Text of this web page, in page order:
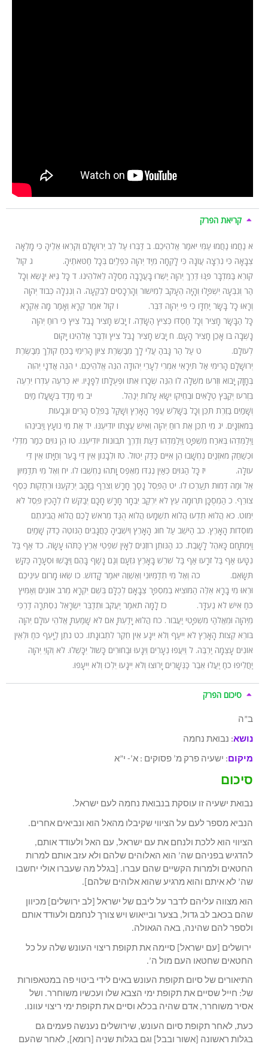
קריאת הפרק
א נַחֲמוּ נַחֲמוּ עַמִּי יֹאמַר אֱלֹהֵיכֶם. ב דַּבְּרוּ עַל לֵב יְרוּשָׁלַ͏ִם וְקִרְאוּ אֵלֶיהָ כִּי מָלְאָה
צְבָאָהּ כִּי נִרְצָה עֲו‍ֹנָהּ כִּי לָקְחָה מִיַּד יְהוָה כִּפְלַיִם בְּכָל חַטֹּאתֶיהָ. ג קוֹל
קוֹרֵא בַּמִּדְבָּר פַּנּוּ דֶּרֶךְ יְהוָה יַשְּׁרוּ בָּעֲרָבָה מְסִלָּה לֵאלֹהֵינוּ. ד כָּל גֶּיא יִנָּשֵׂא וְכָל
הַר וְגִבְעָה יִשְׁפָּלוּ וְהָיָה הֶעָקֹב לְמִישׁוֹר וְהָרְכָסִים לְבִקְעָה. ה וְנִגְלָה כְּבוֹד יְהוָה
וְרָאוּ כָל בָּשָׂר יַחְדָּו כִּי פִּי יְהוָה דִּבֵּר. ו קוֹל אֹמֵר קְרָא וְאָמַר מָה אֶקְרָא
כָּל הַבָּשָׂר חָצִיר וְכָל חַסְדּוֹ כְּצִיץ הַשָּׂדֶה. ז יָבֵשׁ חָצִיר נָבֵל צִיץ כִּי רוּחַ יְהוָה
נָשְׁבָה בּוֹ אָכֵן חָצִיר הָעָם. ח יָבֵשׁ חָצִיר נָבֵל צִיץ וּדְבַר אֱלֹהֵינוּ יָקוּם
לְעוֹלָם. ט עַל הַר גָּבֹהַ עֲלִי לָךְ מְבַשֶּׂרֶת צִיּוֹן הָרִימִי בַכֹּחַ קוֹלֵךְ מְבַשֶּׂרֶת
יְרוּשָׁלָ͏ִם הָרִימִי אַל תִּירָאִי אִמְרִי לְעָרֵי יְהוּדָה הִנֵּה אֱלֹהֵיכֶם. י הִנֵּה אֲדֹנָי יְהוִה
בְּחָזָק יָבוֹא וּזְרֹעוֹ מֹשְׁלָה לוֹ הִנֵּה שְׂכָרוֹ אִתּוֹ וּפְעֻלָּתוֹ לְפָנָיו. יא כְּרֹעֶה עֶדְרוֹ יִרְעֶה
בִּזְרֹעוֹ יְקַבֵּץ טְלָאִים וּבְחֵיקוֹ יִשָּׂא עָלוֹת יְנַהֵל. יב מִי מָדַד בְּשָׁעֳלוֹ מַיִם
וְשָׁמַיִם בַּזֶּרֶת תִּכֵּן וְכָל בַּשָּׁלִשׁ עֲפַר הָאָרֶץ וְשָׁקַל בַּפֶּלֶס הָרִים וּגְבָעוֹת
בְּמֹאזְנָיִם. יג מִי תִכֵּן אֶת רוּחַ יְהוָה וְאִישׁ עֲצָתוֹ יוֹדִיעֶנּוּ. יד אֶת מִי נוֹעָץ וַיְבִינֵהוּ
וַיְלַמְּדֵהוּ בְּאֹרַח מִשְׁפָּט וַיְלַמְּדֵהוּ דַעַת וְדֶרֶךְ תְּבוּנוֹת יוֹדִיעֶנּוּ. טו הֵן גּוֹיִם כְּמַר מִדְּלִי
וּכְשַׁחַק מֹאזְנַיִם נֶחְשָׁבוּ הֵן אִיִּים כַּדַּק יִטּוֹל. טז וּלְבָנוֹן אֵין דֵּי בָּעֵר וְחַיָּתוֹ אֵין דֵּי
עוֹלָה. יז כָּל הַגּוֹיִם כְּאַיִן נֶגְדּוֹ מֵאֶפֶס וָתֹהוּ נֶחְשְׁבוּ לוֹ. יח וְאֶל מִי תְּדַמְּיוּן
אֵל וּמַה דְּמוּת תַּעַרְכוּ לוֹ. יט הַפֶּסֶל נָסַךְ חָרָשׁ וְצֹרֵף בַּזָּהָב יְרַקְּעֶנּוּ וּרְתֻקוֹת כֶּסֶף
צוֹרֵף. כ הַמְסֻכָּן תְּרוּמָה עֵץ לֹא יִרְקַב יִבְחָר חָרָשׁ חָכָם יְבַקֶּשׁ לוֹ לְהָכִין פֶּסֶל לֹא
יִמּוֹט. כא הֲלוֹא תֵדְעוּ הֲלוֹא תִשְׁמָעוּ הֲלוֹא הֻגַּד מֵרֹאשׁ לָכֶם הֲלוֹא הֲבִינֹתֶם
מוֹסְדוֹת הָאָרֶץ. כב הַיֹּשֵׁב עַל חוּג הָאָרֶץ וְיֹשְׁבֶיהָ כַּחֲגָבִים הַנּוֹטֶה כַדֹּק שָׁמַיִם
וַיִּמְתָּחֵם כָּאֹהֶל לָשָׁבֶת. כג הַנּוֹתֵן רוֹזְנִים לְאָיִן שֹׁפְטֵי אֶרֶץ כַּתֹּהוּ עָשָׂה. כד אַף בַּל
נִטָּעוּ אַף בַּל זֹרָעוּ אַף בַּל שֹׁרֵשׁ בָּאָרֶץ גִּזְעָם וְגַם נָשַׁף בָּהֶם וַיִּבָשׁוּ וּסְעָרָה כַּקַּשׁ
תִּשָּׂאֵם. כה וְאֶל מִי תְדַמְּיוּנִי וְאֶשְׁוֶה יֹאמַר קָדוֹשׁ. כו שְׂאוּ מָרוֹם עֵינֵיכֶם
וּרְאוּ מִי בָרָא אֵלֶּה הַמּוֹצִיא בְמִסְפָּר צְבָאָם לְכֻלָּם בְּשֵׁם יִקְרָא מֵרֹב אוֹנִים וְאַמִּיץ
כֹּחַ אִישׁ לֹא נֶעְדָּר. כז לָמָּה תֹאמַר יַעֲקֹב וּתְדַבֵּר יִשְׂרָאֵל נִסְתְּרָה דַרְכִּי
מֵיְהוָה וּמֵאֱלֹהַי מִשְׁפָּטִי יַעֲבוֹר. כח הֲלוֹא יָדַעְתָּ אִם לֹא שָׁמַעְתָּ אֱלֹהֵי עוֹלָם יְהוָה
בּוֹרֵא קְצוֹת הָאָרֶץ לֹא יִיעַף וְלֹא יִיגָע אֵין חֵקֶר לִתְבוּנָתוֹ. כט נֹתֵן לַיָּעֵף כֹּחַ וּלְאֵין
אוֹנִים עָצְמָה יַרְבֶּה. ל וְיִעֲפוּ נְעָרִים וְיִגָעוּ וּבַחוּרִים כָּשׁוֹל יִכָּשֵׁלוּ. לא וְקוֹיֵ יְהוָה
יַחֲלִיפוּ כֹחַ יַעֲלוּ אֵבֶר כַּנְּשָׁרִים יָרוּצוּ וְלֹא יִיגָעוּ יֵלְכוּ וְלֹא יִיעָפוּ.
סיכום הפרק
ב”ה
נושא: נבואת נחמה
מיקום : ישעיה פרק מ’ פסוקים : א’- י”א
סיכום
נבואת ישעיה זו עוסקת בנבואת נחמה לעם ישראל.
הנביא מספר לעם על הציווי שקיבלו מהאל הוא ונביאים אחרים.
הציווי הוא ללכת ולנחם את עם ישראל, עם האל ולעודד אותם,
להדגיש בפניהם שה’ הוא האלוהים שלהם ולא עזב אותם למרות
החטאים ולמרות הקשיים שהם עברו. [בגלל מה שעברו אולי יחשבו
שה’ לא איתם והוא מרגיע שהוא אלוהים שלהם].
הוא מצווה עליהם לדבר על ליבם של ישראל [לב ירושלים] מכיוון
שהם בכאב לב גדול, בצער ובייאוש ויש צורך לנחמם ולעודד אותם
ולספר להם שהינה, באה הגאולה.
ירושלים [עם ישראל] סיימה את תקופת ריצוי העונש שלה על כל
החטאים שחטאו העם מול ה’.
התיאורים של סיום תקופת העונש באים לידי ביטוי פה במטאפורות
של: חייל שסיים את תקופת ימי הצבא שלו ועכשיו משוחרר. ושל
אסיר משוחרר, אדם שהיה בכלא וסיים את תקופת ימי ריצוי עוונו.
כעת, לאחר תקופת סיום העונש, שירושלים נענשה פעמים גם
בגלות ראשונה [אשור ובבל] וגם בגלות שניה [רומא], לאחר שהעם